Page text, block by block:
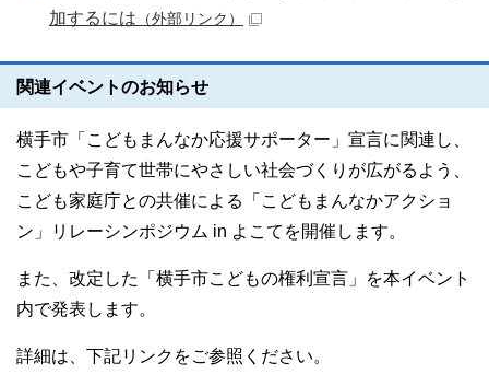
加するには （外部リンク）
関連イベントのお知らせ
横手市「こどもまんなか応援サポーター」宣言に関連し、
こどもや子育て世帯にやさしい社会づくりが広がるよう、
こども家庭庁との共催による「こどもまんなかアクショ
ン」リレーシンポジウム in よこてを開催します。
また、改定した「横手市こどもの権利宣言」を本イベント
内で発表します。
詳細は、下記リンクをご参照ください。